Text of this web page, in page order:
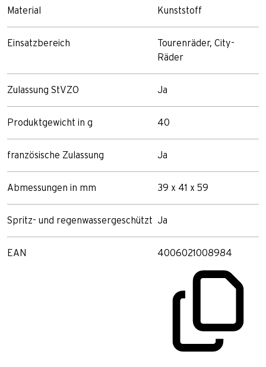
Material Kunststoff
Einsatzbereich
Tourenräder, City-
Räder
Zulassung StVZO Ja
Produktgewicht in g 40
französische Zulassung Ja
Abmessungen in mm 39 x 41 x 59
Spritz- und regenwassergeschützt Ja
EAN 4006021008984